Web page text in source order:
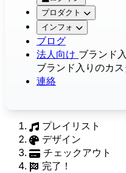
プロダクト
インフォ
ブログ
法人向け ブランド
ブランド入りのカ
連絡
プレイリスト
デザイン
チェックアウト
完了！